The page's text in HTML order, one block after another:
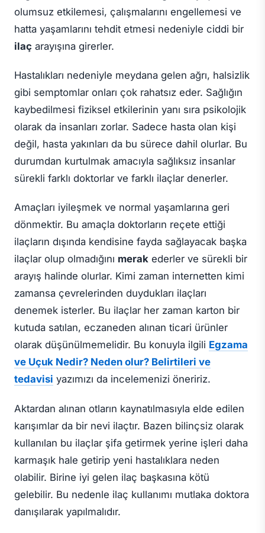
olumsuz etkilemesi, çalışmalarını engellemesi ve
hatta yaşamlarını tehdit etmesi nedeniyle ciddi bir
ilaç arayışına girerler.
Hastalıkları nedeniyle meydana gelen ağrı, halsizlik
gibi semptomlar onları çok rahatsız eder. Sağlığın
kaybedilmesi fiziksel etkilerinin yanı sıra psikolojik
olarak da insanları zorlar. Sadece hasta olan kişi
değil, hasta yakınları da bu sürece dahil olurlar. Bu
durumdan kurtulmak amacıyla sağlıksız insanlar
sürekli farklı doktorlar ve farklı ilaçlar denerler.
Amaçları iyileşmek ve normal yaşamlarına geri
dönmektir. Bu amaçla doktorların reçete ettiği
ilaçların dışında kendisine fayda sağlayacak başka
ilaçlar olup olmadığını merak ederler ve sürekli bir
arayış halinde olurlar. Kimi zaman internetten kimi
zamansa çevrelerinden duydukları ilaçları
denemek isterler. Bu ilaçlar her zaman karton bir
kutuda satılan, eczaneden alınan ticari ürünler
olarak düşünülmemelidir. Bu konuyla ilgili Egzama
ve Uçuk Nedir? Neden olur? Belirtileri ve
tedavisi yazımızı da incelemenizi öneririz.
Aktardan alınan otların kaynatılmasıyla elde edilen
karışımlar da bir nevi ilaçtır. Bazen bilinçsiz olarak
kullanılan bu ilaçlar şifa getirmek yerine işleri daha
karmaşık hale getirip yeni hastalıklara neden
olabilir. Birine iyi gelen ilaç başkasına kötü
gelebilir. Bu nedenle ilaç kullanımı mutlaka doktora
danışılarak yapılmalıdır.